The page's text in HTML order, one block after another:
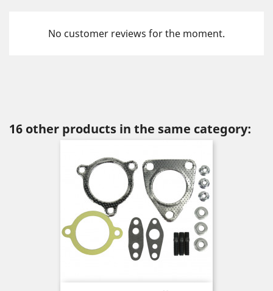
No customer reviews for the moment.
16 other products in the same category: